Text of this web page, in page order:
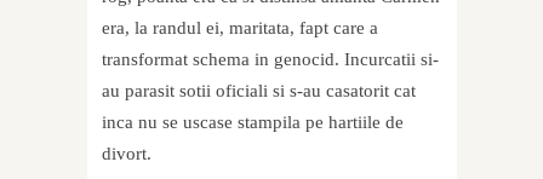
era, la randul ei, maritata, fapt care a
transformat schema in genocid. Incurcatii si-
au parasit sotii oficiali si s-au casatorit cat
inca nu se uscase stampila pe hartiile de
divort.